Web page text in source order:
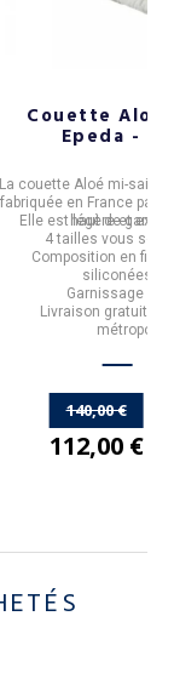
Couette Aloe
Epeda - 4
La couette Aloé mi-
fabriquée en Francepar
haut de
Elle est légère et
4 tailles vous sont
Composition en
siliconées
Garnissage de
Livraison gratuite
140,00 €
112,00 €